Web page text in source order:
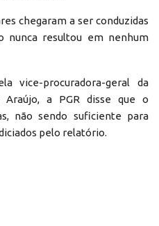
chegaram a ser conduzidas
nunca resultou em nenhum
vice-procuradora-geral da
Araújo, a PGR disse que o
não sendo suficiente para
pelo relatório.